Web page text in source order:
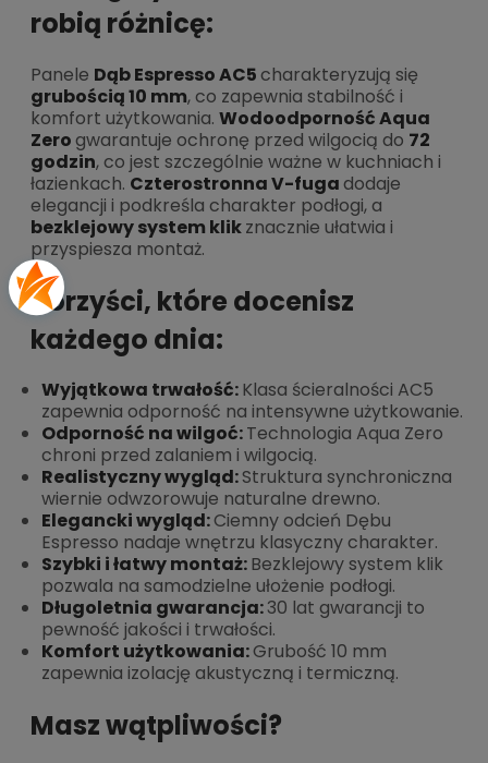
robią różnicę:
Panele Dąb Espresso AC5charakteryzują się
grubością 10 mm, co zapewnia stabilność i
komfort użytkowania. Wodoodporność Aqua
Zerogwarantuje ochronę przed wilgocią do 72
godzin, co jest szczególnie ważne w kuchniach i
łazienkach. Czterostronna V-fugadodaje
elegancji i podkreśla charakter podłogi, a
bezklejowy system klikznacznie ułatwia i
przyspiesza montaż.
Korzyści, które docenisz
każdego dnia:
Wyjątkowa trwałość:Klasa ścieralności AC5
zapewnia odporność na intensywne użytkowanie.
Odporność na wilgoć:Technologia Aqua Zero
chroni przed zalaniem i wilgocią.
Realistyczny wygląd:Struktura synchroniczna
wiernie odwzorowuje naturalne drewno.
Elegancki wygląd:Ciemny odcień Dębu
Espresso nadaje wnętrzu klasyczny charakter.
Szybki i łatwy montaż:Bezklejowy system klik
pozwala na samodzielne ułożenie podłogi.
Długoletnia gwarancja:30 lat gwarancji to
pewność jakości i trwałości.
Komfort użytkowania:Grubość 10 mm
zapewnia izolację akustyczną i termiczną.
Masz wątpliwości?